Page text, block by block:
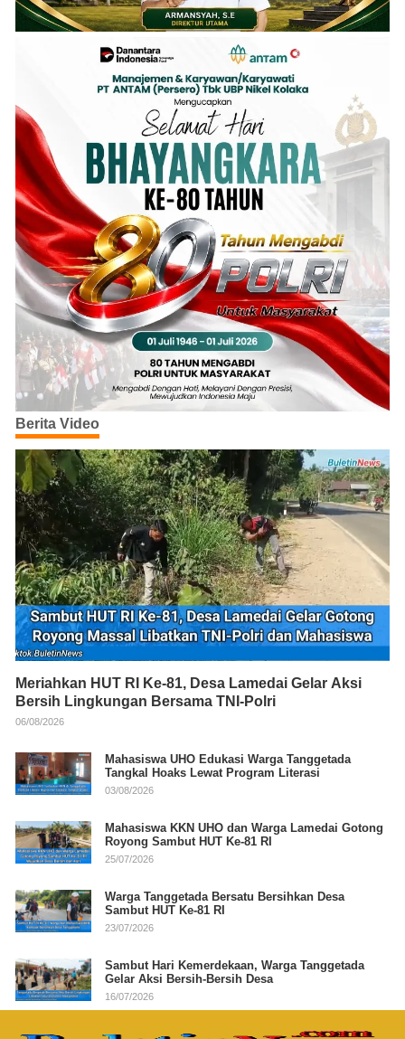
Berita Video
Meriahkan HUT RI Ke-81, Desa Lamedai Gelar Aksi
Bersih Lingkungan Bersama TNI-Polri
06/08/2026
Mahasiswa UHO Edukasi Warga Tanggetada
Tangkal Hoaks Lewat Program Literasi
03/08/2026
Mahasiswa KKN UHO dan Warga Lamedai Gotong
Royong Sambut HUT Ke-81 RI
25/07/2026
Warga Tanggetada Bersatu Bersihkan Desa
Sambut HUT Ke-81 RI
23/07/2026
Sambut Hari Kemerdekaan, Warga Tanggetada
Gelar Aksi Bersih-Bersih Desa
16/07/2026